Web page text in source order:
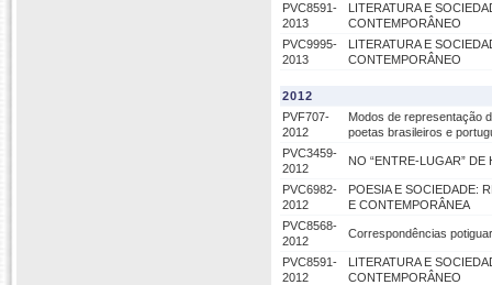
PVC8591-
2013
LITERATURA E
CONTEMPORÂNEO
PVC9995-
2013
LITERATURA E
CONTEMPORÂNEO
2012
PVF707-
2012
Modos de representação
poetas brasileiros e
PVC3459-
2012
NO “ENTRE-LUGAR” DE
PVC6982-
2012
POESIA E SOCIEDADE:
E CONTEMPORÂNEA
PVC8568-
2012
Correspondências
PVC8591-
2012
LITERATURA E
CONTEMPORÂNEO